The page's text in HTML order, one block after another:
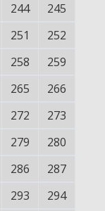
244
245
251
252
258
259
265
266
272
273
279
280
286
287
293
294